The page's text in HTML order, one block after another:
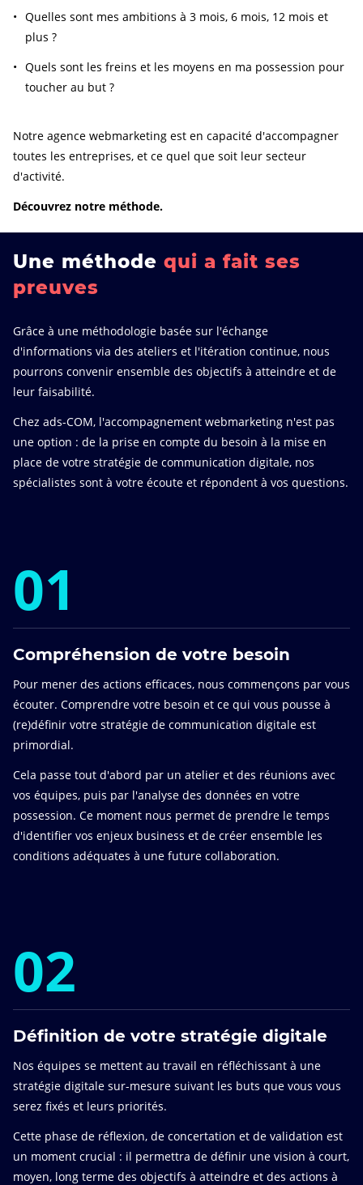
Quelles sont mes ambitions à 3 mois, 6 mois, 12 mois et
plus ?
Quels sont les freins et les moyens en ma possession pour
toucher au but ?
Notre agence webmarketing est en capacité d'accompagner
toutes les entreprises, et ce quel que soit leur secteur
d'activité.
Découvrez notre méthode.
Une méthode qui a fait ses
preuves
Grâce à une méthodologie basée sur l'échange
d'informations via des ateliers et l'itération continue, nous
pourrons convenir ensemble des objectifs à atteindre et de
leur faisabilité.
Chez ads-COM, l'accompagnement webmarketing n'est pas
une option : de la prise en compte du besoin à la mise en
place de votre stratégie de communication digitale, nos
spécialistes sont à votre écoute et répondent à vos questions.
01
Compréhension de votre besoin
Pour mener des actions efficaces, nous commençons par vous
écouter. Comprendre votre besoin et ce qui vous pousse à
(re)définir votre stratégie de communication digitale est
primordial.
Cela passe tout d'abord par un atelier et des réunions avec
vos équipes, puis par l'analyse des données en votre
possession. Ce moment nous permet de prendre le temps
d'identifier vos enjeux business et de créer ensemble les
conditions adéquates à une future collaboration.
02
Définition de votre stratégie digitale
Nos équipes se mettent au travail en réfléchissant à une
stratégie digitale sur-mesure suivant les buts que vous vous
serez fixés et leurs priorités.
Cette phase de réflexion, de concertation et de validation est
un moment crucial : il permettra de définir une vision à court,
moyen, long terme des objectifs à atteindre et des actions à